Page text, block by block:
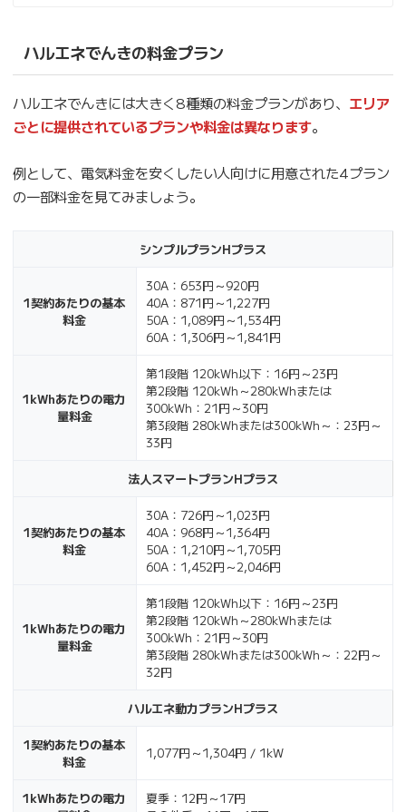
ハルエネでんきの料金プラン
ハルエネでんきには大きく8種類の料金プランがあり、 エリア
ごとに提供されているプランや料金は異なります。
例として、電気料金を安くしたい人向けに用意された4プラン
の一部料金を見てみましょう。
シンプルプランHプラス
1契約あたりの基本
料金
30A：653円～920円
40A：871円～1,227円
50A：1,089円～1,534円
60A：1,306円～1,841円
1kWhあたりの電力
量料金
第1段階 120kWh以下：16円～23円
第2段階 120kWh～280kWhまたは
300kWh：21円～30円
第3段階 280kWhまたは300kWh～：23円～
33円
法人スマートプランHプラス
1契約あたりの基本
料金
30A：726円～1,023円
40A：968円～1,364円
50A：1,210円～1,705円
60A：1,452円～2,046円
1kWhあたりの電力
量料金
第1段階 120kWh以下：16円～23円
第2段階 120kWh～280kWhまたは
300kWh：21円～30円
第3段階 280kWhまたは300kWh～：22円～
32円
ハルエネ動力プランHプラス
1契約あたりの基本
料金
1,077円～1,304円 / 1kW
1kWhあたりの電力
夏季：12円～17円